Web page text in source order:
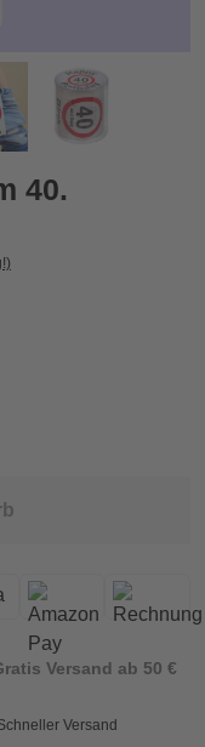
40.
Versand ab 50 €
Versand